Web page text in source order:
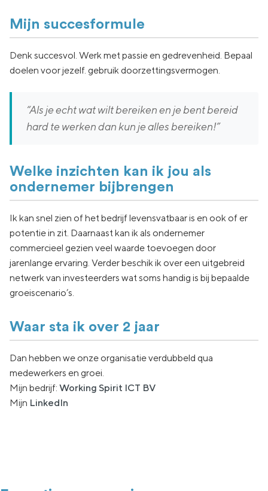
Mijn succesformule
Denk succesvol. Werk met passie en gedrevenheid. Bepaal
doelen voor jezelf. gebruik doorzettingsvermogen.
“Als je echt wat wilt bereiken en je bent bereid
hard te werken dan kun je alles bereiken!”
Welke inzichten kan ik jou als
ondernemer bijbrengen
Ik kan snel zien of het bedrijf levensvatbaar is en ook of er
potentie in zit. Daarnaast kan ik als ondernemer
commercieel gezien veel waarde toevoegen door
jarenlange ervaring. Verder beschik ik over een uitgebreid
netwerk van investeerders wat soms handig is bij bepaalde
groeiscenario’s.
Waar sta ik over 2 jaar
Dan hebben we onze organisatie verdubbeld qua
medewerkers en groei.
Mijn bedrijf: Working Spirit ICT BV
Mijn LinkedIn